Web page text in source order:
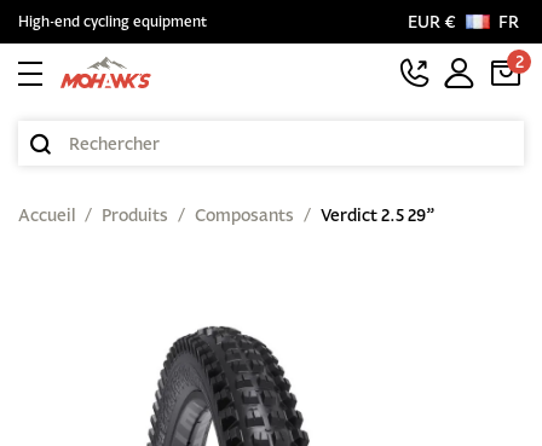
High-end cycling equipment EUR €
FR
2
Accueil Produits Composants Verdict 2.5 29”